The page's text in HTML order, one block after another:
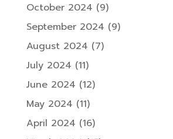
October 2024 (9)
September 2024 (9)
August 2024 (7)
July 2024 (11)
June 2024 (12)
May 2024 (11)
April 2024 (16)